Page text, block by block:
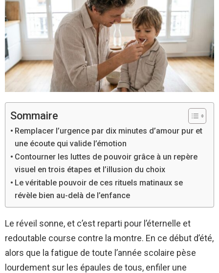
Sommaire
Remplacer l’urgence par dix minutes d’amour pur et
une écoute qui valide l’émotion
Contourner les luttes de pouvoir grâce à un repère
visuel en trois étapes et l’illusion du choix
Le véritable pouvoir de ces rituels matinaux se
révèle bien au-delà de l’enfance
Le réveil sonne, et c’est reparti pour l’éternelle et
redoutable course contre la montre. En ce début d’été,
alors que la fatigue de toute l’année scolaire pèse
lourdement sur les épaules de tous, enfiler une